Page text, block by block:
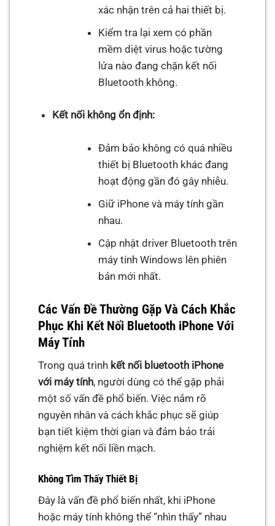
xác nhận trên cả hai thiết bị.
Kiểm tra lại xem có phần
mềm diệt virus hoặc tường
lửa nào đang chặn kết nối
Bluetooth không.
Kết nối không ổn định:
Đảm bảo không có quá nhiều
thiết bị Bluetooth khác đang
hoạt động gần đó gây nhiễu.
Giữ iPhone và máy tính gần
nhau.
Cập nhật driver Bluetooth trên
máy tính Windows lên phiên
bản mới nhất.
Các Vấn Đề Thường Gặp Và Cách Khắc
Phục Khi Kết Nối Bluetooth iPhone Với
Máy Tính
Trong quá trình kết nối bluetooth iPhone
với máy tính, người dùng có thể gặp phải
một số vấn đề phổ biến. Việc nắm rõ
nguyên nhân và cách khắc phục sẽ giúp
bạn tiết kiệm thời gian và đảm bảo trải
nghiệm kết nối liền mạch.
Không Tìm Thấy Thiết Bị
Đây là vấn đề phổ biến nhất, khi iPhone
hoặc máy tính không thể “nhìn thấy” nhau